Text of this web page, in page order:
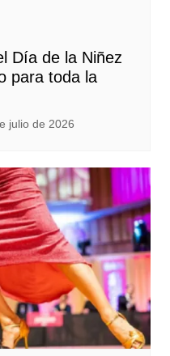
Día de la Niñez
para toda la
julio de 2026